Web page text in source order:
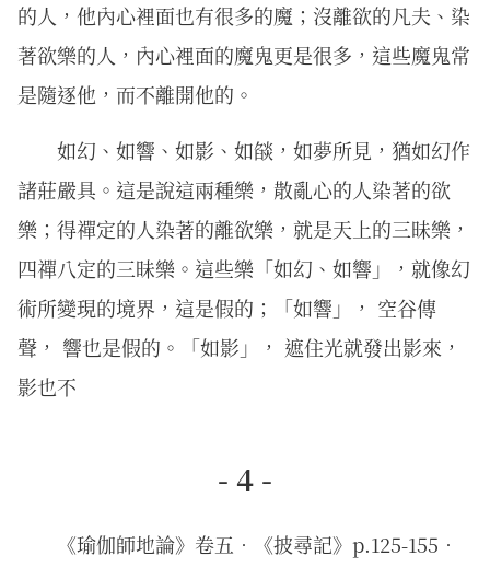
的人，他內心裡面也有很多的魔；沒離欲的凡夫、染
著欲樂的人，內心裡面的魔鬼更是很多，這些魔鬼常
是隨逐他，而不離開他的。
如幻、如響、如影、如燄，如夢所見，猶如幻作
諸莊嚴具。這是說這兩種樂，散亂心的人染著的欲
樂；得禪定的人染著的離欲樂，就是天上的三昧樂，
四禪八定的三昧樂。這些樂「如幻、如響」，就像幻
術所變現的境界，這是假的；「如響」， 空谷傳
聲， 響也是假的。「如影」， 遮住光就發出影來，
影也不
- 4 -
《瑜伽師地論》卷五．《披尋記》p.125-155．